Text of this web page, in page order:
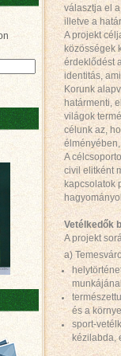
választja el
illetve a
A projekt
közösségek
érdeklődést
identitás,
Korunk
határmenti,
világok
célunk az,
A
civil elitként
kapcsolatok
Vetélkedők
A projekt
a)
és a
sport-
kézilabda,